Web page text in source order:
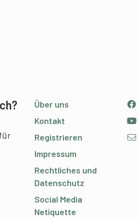
Über uns
Kontakt
Registrieren
Impressum
Rechtliches und
Datenschutz
Social Media
Netiquette